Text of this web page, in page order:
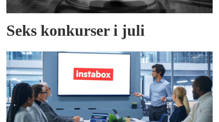
Seks konkurser i juli